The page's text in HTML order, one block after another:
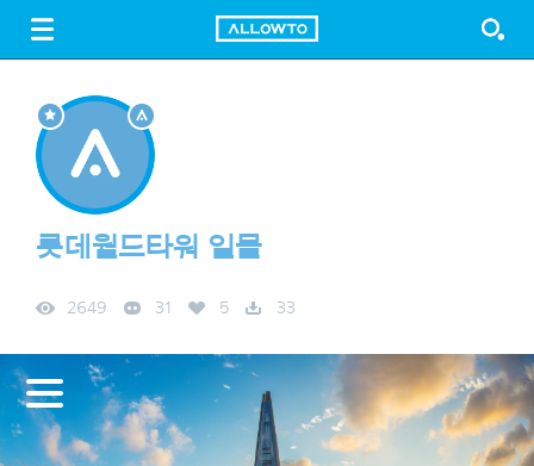
FREE DOWNLOAD
롯데월드타워 일몰
2649 31 5 33